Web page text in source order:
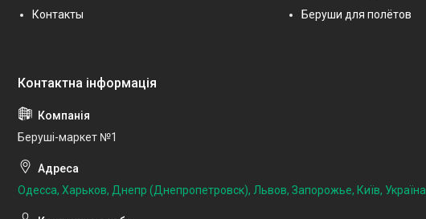
Контакты
Беруши для полётов
Беруші-маркет №1
Одесса, Харьков, Днепр (Днепропетровск), Львов, Запорожье, Київ, Україна